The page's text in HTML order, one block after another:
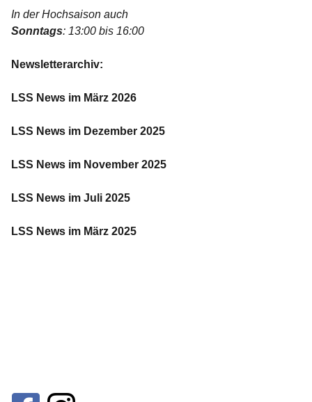
In der Hochsaison auch
Sonntags: 13:00 bis 16:00
Newsletterarchiv:
LSS News im März 2026
LSS News im Dezember 2025
LSS News im November 2025
LSS News im Juli 2025
LSS News im März 2025